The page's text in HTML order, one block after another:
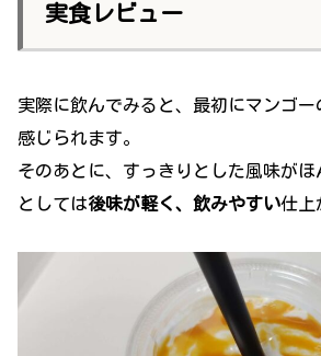
実食レビュー
実際に飲んでみると、最初にマンゴー
感じられます。
そのあとに、すっきりとした風味が
としては後味が軽く、飲みやすい仕上